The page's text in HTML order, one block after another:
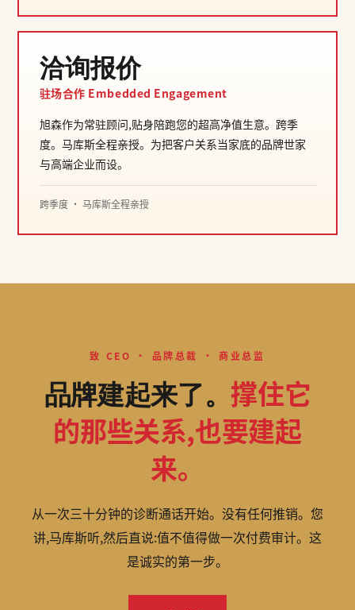
洽询报价
驻场合作 Embedded Engagement
旭森作为常驻顾问,贴身陪跑您的超高净值生意。跨季
度。马库斯全程亲授。为把客户关系当家底的品牌世家
与高端企业而设。
跨季度 · 马库斯全程亲授
致 CEO · 品牌总裁 · 商业总监
品牌建起来了。撑住它
的那些关系,也要建起
来。
从一次三十分钟的诊断通话开始。没有任何推销。您
讲,马库斯听,然后直说:值不值得做一次付费审计。这
是诚实的第一步。